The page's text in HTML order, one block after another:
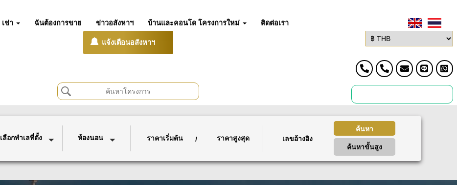
เช่า ฉันต้องการขาย ข่าวอสังหาฯ บ้านและคอนโด โครงการใหม่ ติดต่อเรา
แจ้งเตือนอสังหาฯ
เลือกทำเลที่ตั้ง ห้องนอน ราคาเริ่มต้น / ราคาสูงสุด
ค้นหา
ค้นหาขั้นสูง